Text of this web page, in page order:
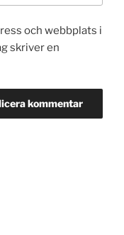
och webbplats i
skriver en